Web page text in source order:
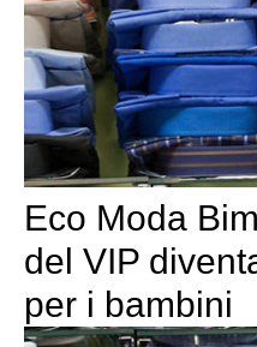
Eco Moda
del VIP
per i bambini